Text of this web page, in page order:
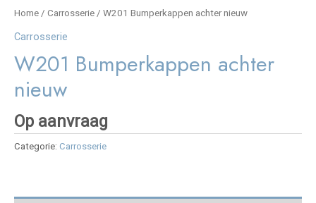
Home / Carrosserie / W201 Bumperkappen achter nieuw
Carrosserie
W201 Bumperkappen achter
nieuw
Op aanvraag
Categorie: Carrosserie